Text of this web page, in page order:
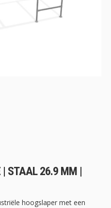
| STAAL 26.9 MM |
hoogslaper met een